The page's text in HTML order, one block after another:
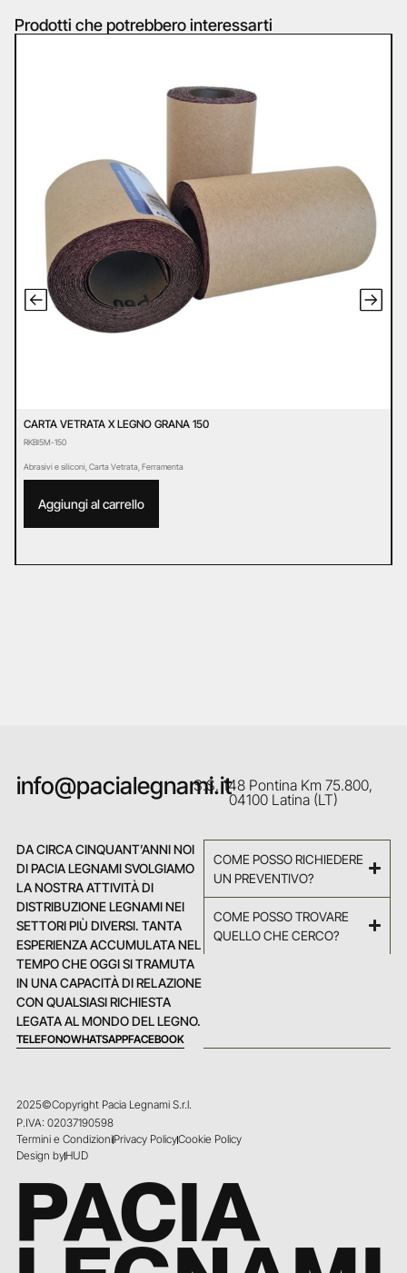
Prodotti che potrebbero interessarti
CARTA VETRATA X LEGNO GRANA 150
RKBI5M-150
Abrasivi e siliconi Carta Vetrata Ferramenta
Aggiungi al carrello
info@pacialegnami.itS.S. 148 Pontina Km 75.800,
04100 Latina (LT)
DA CIRCA CINQUANT’ANNI NOI
DI PACIA LEGNAMI SVOLGIAMO
LA NOSTRA ATTIVITÀ DI
DISTRIBUZIONE LEGNAMI NEI
SETTORI PIÙ DIVERSI. TANTA
ESPERIENZA ACCUMULATA NEL
TEMPO CHE OGGI SI TRAMUTA
IN UNA CAPACITÀ DI RELAZIONE
CON QUALSIASI RICHIESTA
LEGATA AL MONDO DEL LEGNO.
TELEFONOWHATSAPPFACEBOOK
COME POSSO RICHIEDERE
UN PREVENTIVO?
COME POSSO TROVARE
QUELLO CHE CERCO?
2025©Copyright Pacia Legnami S.r.l.
P.IVA: 02037190598
Termini e CondizioniPrivacy PolicyCookie Policy
Design byHUD
PACIA